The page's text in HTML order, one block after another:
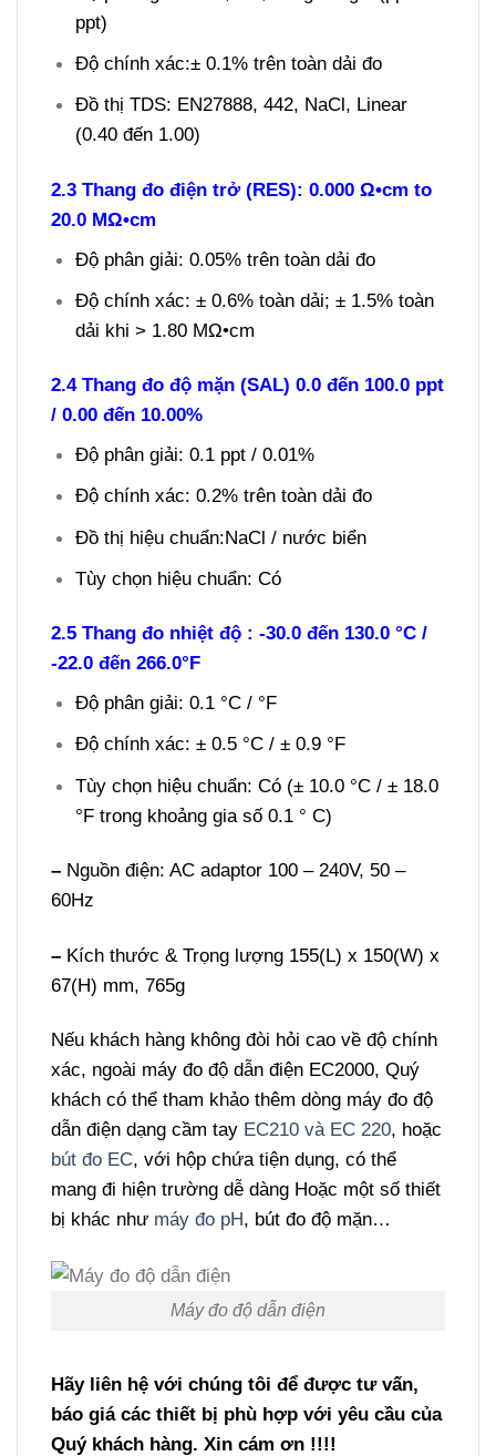
ppt)
Độ chính xác:± 0.1% trên toàn dải đo
Đồ thị TDS: EN27888, 442, NaCl, Linear
(0.40 đến 1.00)
2.3 Thang đo điện trở (RES): 0.000 Ω•cm to
20.0 MΩ•cm
Độ phân giải: 0.05% trên toàn dải đo
Độ chính xác: ± 0.6% toàn dải; ± 1.5% toàn
dải khi > 1.80 MΩ•cm
2.4 Thang đo độ mặn (SAL) 0.0 đến 100.0 ppt
/ 0.00 đến 10.00%
Độ phân giải: 0.1 ppt / 0.01%
Độ chính xác: 0.2% trên toàn dải đo
Đồ thị hiệu chuẩn:NaCl / nước biển
Tùy chọn hiệu chuẩn: Có
2.5 Thang đo nhiệt độ : -30.0 đến 130.0 °C /
-22.0 đến 266.0°F
Độ phân giải: 0.1 °C / °F
Độ chính xác: ± 0.5 °C / ± 0.9 °F
Tùy chọn hiệu chuẩn: Có (± 10.0 °C / ± 18.0
°F trong khoảng gia số 0.1 ° C)
– Nguồn điện: AC adaptor 100 – 240V, 50 –
60Hz
– Kích thước & Trọng lượng 155(L) x 150(W) x
67(H) mm, 765g
Nếu khách hàng không đòi hỏi cao về độ chính
xác, ngoài máy đo độ dẫn điện EC2000, Quý
khách có thể tham khảo thêm dòng máy đo độ
dẫn điện dạng cầm tay EC210 và EC 220, hoặc
bút đo EC, với hộp chứa tiện dụng, có thể
mang đi hiện trường dễ dàng Hoặc một số thiết
bị khác như máy đo pH, bút đo độ mặn…
Máy đo độ dẫn điện
Hãy liên hệ với chúng tôi để được tư vấn,
báo giá các thiết bị phù hợp với yêu cầu của
Quý khách hàng. Xin cám ơn !!!!